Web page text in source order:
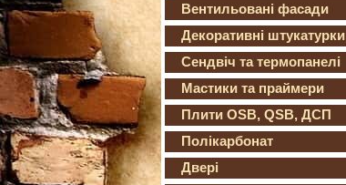
Вентильовані фасади
Декоративні штукатурки
Сендвіч та термопанелі
Мастики та праймери
Плити OSB, QSB, ДСП
Полікарбонат
Двері